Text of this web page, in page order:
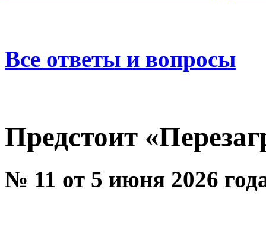
Все ответы и вопросы
Предстоит
№ 11 от 5 июня 2026